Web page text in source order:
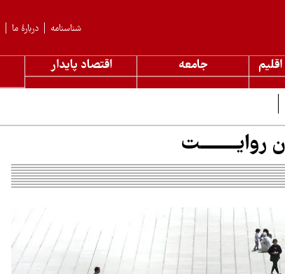
دربارهٔ ما شناسنامه
جامعه اقتصاد پایدار